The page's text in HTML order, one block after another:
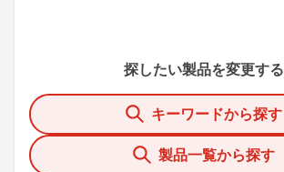
探したい製品を変更する
キーワードから探す
製品一覧から探す